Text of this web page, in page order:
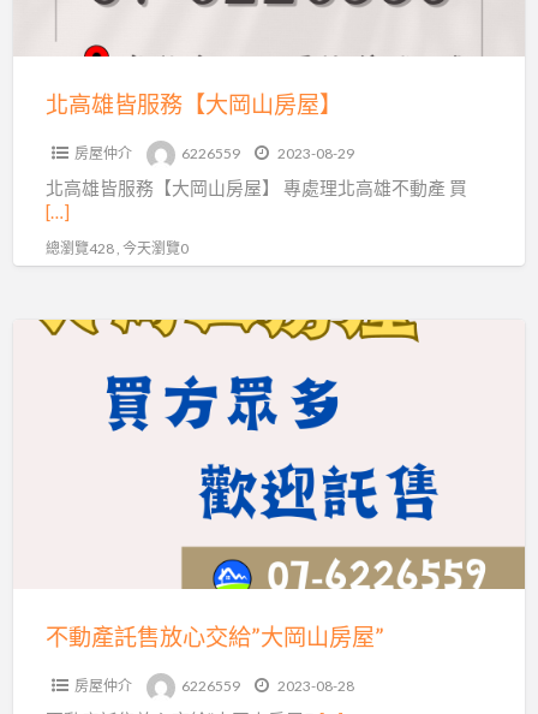
山
北高雄皆服務【大岡山房屋】
房屋仲介 6226559 2023-08-29
北高雄皆服務【大岡山房屋】 專處理北高雄不動產 買
[…]
總瀏覽428 , 今天瀏覽0
不動產託售放心交給”大岡山房屋”
房屋仲介 6226559 2023-08-28